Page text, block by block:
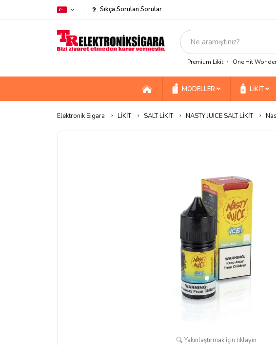
Sıkça Sorulan Sorular
Premium Likit One Hit Wonder
MODELLER LİKİT
Elektronik Sigara LİKİT SALT LİKİT NASTY JUICE SALT LİKİT
Yakınlaştırmak için tıklayın